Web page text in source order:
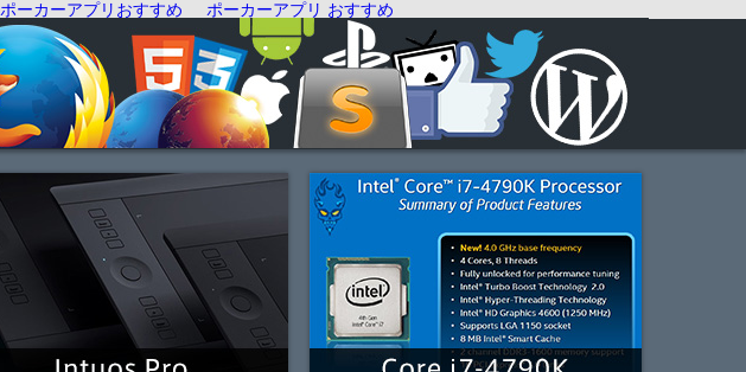
ポーカーアプリおすすめ ポーカーアプリ おすすめ